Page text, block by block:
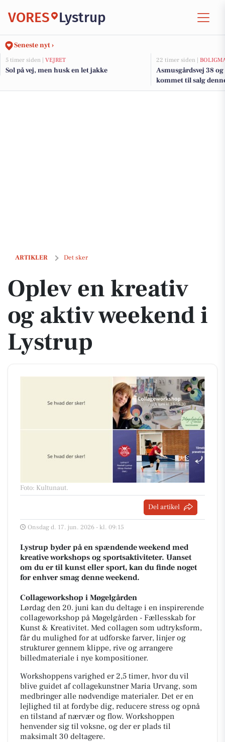
VORES Lystrup
Seneste nyt ›
5 timer siden | VEJRET
Sol på vej, men husk en let jakke
22 timer siden |
Asmusgårdsvej 38
kommet til salg
boligerne her.
ARTIKLER Det sker
Oplev en kreativ og aktiv weekend i Lystrup
Oplev en kreativ
og aktiv weekend i
Lystrup
Foto: Kultunaut.
Del artikel
Onsdag d. 17. jun. 2026 - kl. 09:15
Lystrup byder på en spændende weekend med
kreative workshops og sportsaktiviteter. Uanset
om du er til kunst eller sport, kan du finde noget
for enhver smag denne weekend.
Collageworkshop i Møgelgården
Lørdag den 20. juni kan du deltage i en inspirerende
collageworkshop på Møgelgården - Fællesskab for
Kunst & Kreativitet. Med collagen som udtryksform,
får du mulighed for at udforske farver, linjer og
strukturer gennem klippe, rive og arrangere
billedmateriale i nye kompositioner.
Workshoppens varighed er 2,5 timer, hvor du vil
blive guidet af collagekunstner Maria Urvang, som
medbringer alle nødvendige materialer. Det er en
lejlighed til at fordybe dig, reducere stress og opnå
en tilstand af nærvær og flow. Workshoppen
henvender sig til voksne, og der er plads til
maksimalt 30 deltagere.